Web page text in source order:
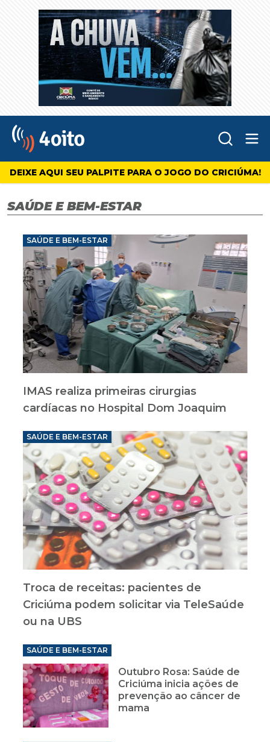
4oito
DEIXE AQUI SEU PALPITE PARA O JOGO DO CRICIÚMA!
SAÚDE E BEM-ESTAR
SAÚDE E BEM-ESTAR
IMAS realiza primeiras cirurgias
cardíacas no Hospital Dom Joaquim
SAÚDE E BEM-ESTAR
Troca de receitas: pacientes de
Criciúma podem solicitar via TeleSaúde
ou na UBS
SAÚDE E BEM-ESTAR
Outubro Rosa: Saúde de
Criciúma inicia ações de
prevenção ao câncer de
mama